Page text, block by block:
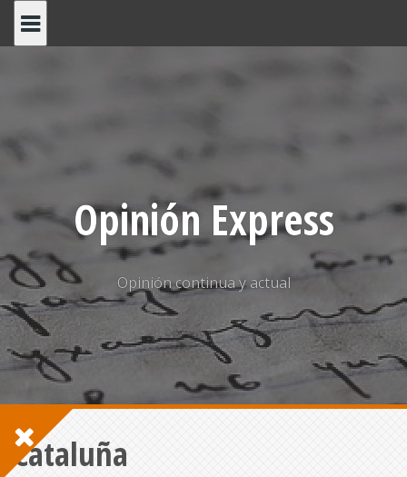
Opinión Express
Opinión continua y actual
Cataluña